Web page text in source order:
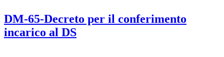
DM-65-Decreto per il conferimento
incarico al DS